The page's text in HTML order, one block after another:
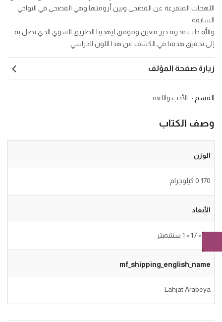
اللهجات المتفرعة عن الفصحى وبين أرومتها وهي الفصحى في النواحي
السابقة.
والله جلت قدرته خير معين وموفق ليهدينا الطريق السوي الذي نصل به
إلى تحقيق هدفنا في الكشف عن هذا اللون الدراسي
زيارة صفحة المؤلف
القسم : الأدب واللغة
وصف الكتاب
الوزن
0.170 كيلوجرام
الأبعاد
24 × 17 × 1 سنتيميتر
mf_shipping_english_name
Lahjat Arabeya